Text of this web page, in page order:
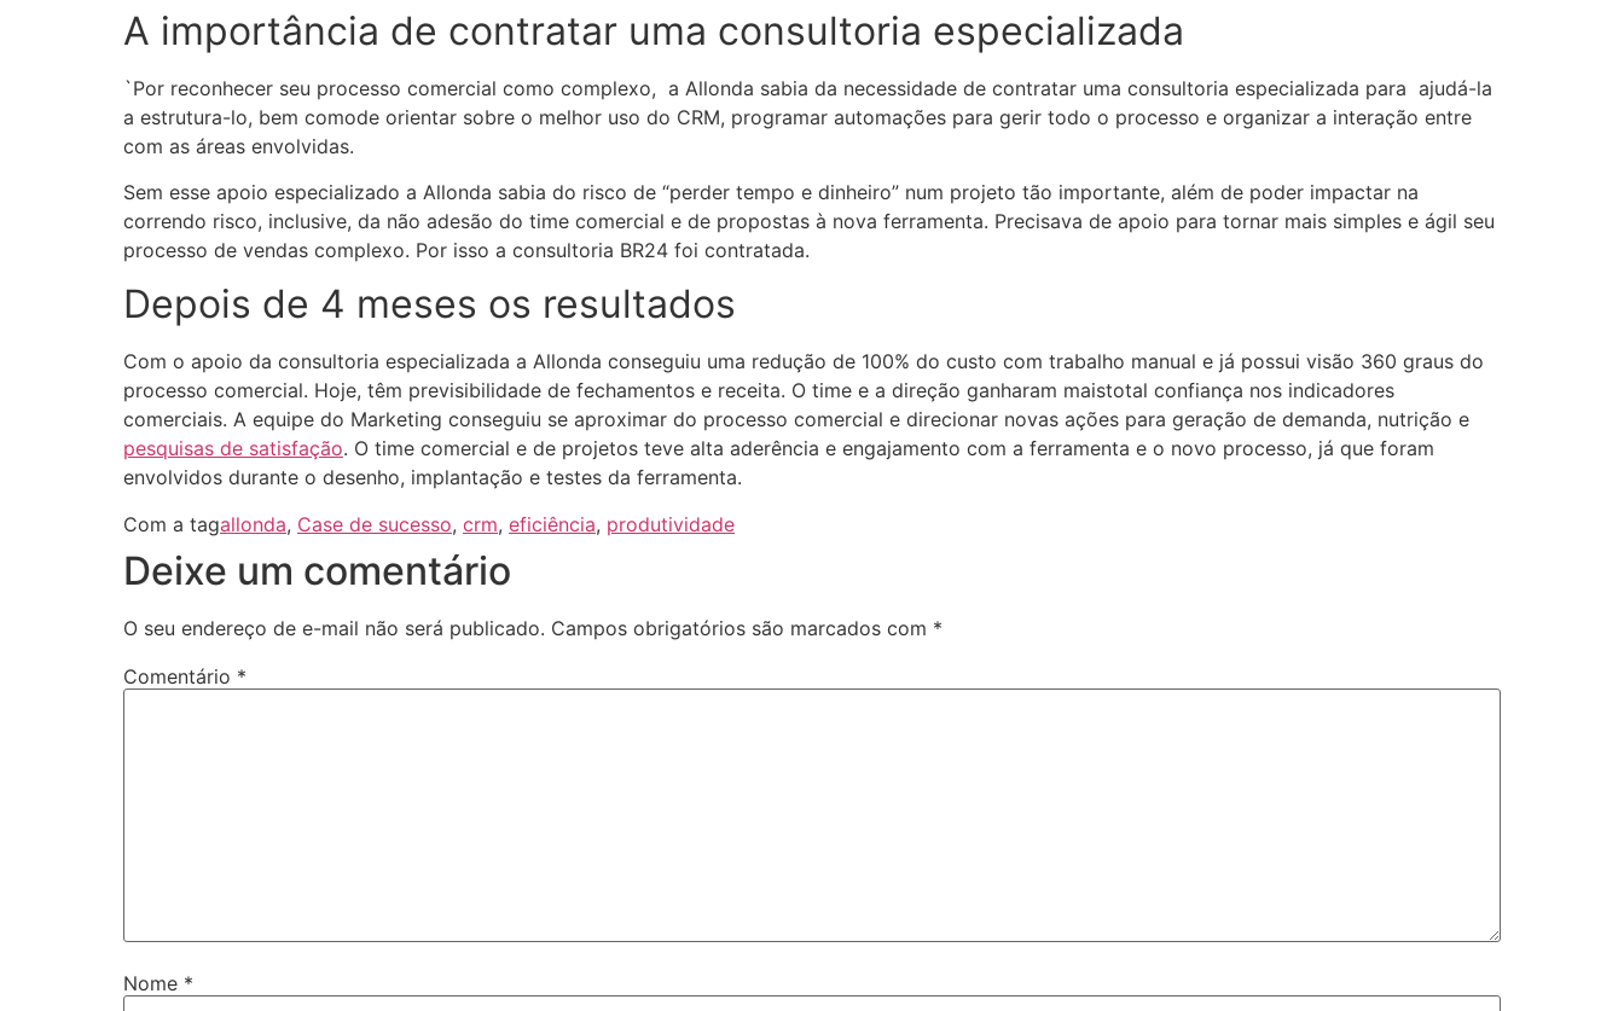
A importância de contratar uma consultoria especializada
`Por reconhecer seu processo comercial como complexo, a Allonda sabia da necessidade de contratar uma consultoria especializada para ajudá-la
a estrutura-lo, bem comode orientar sobre o melhor uso do CRM, programar automações para gerir todo o processo e organizar a interação entre
com as áreas envolvidas.
Sem esse apoio especializado a Allonda sabia do risco de “perder tempo e dinheiro” num projeto tão importante, além de poder impactar na
correndo risco, inclusive, da não adesão do time comercial e de propostas à nova ferramenta. Precisava de apoio para tornar mais simples e ágil seu
processo de vendas complexo. Por isso a consultoria BR24 foi contratada.
Depois de 4 meses os resultados
Com o apoio da consultoria especializada a Allonda conseguiu uma redução de 100% do custo com trabalho manual e já possui visão 360 graus do
processo comercial. Hoje, têm previsibilidade de fechamentos e receita. O time e a direção ganharam maistotal confiança nos indicadores
comerciais. A equipe do Marketing conseguiu se aproximar do processo comercial e direcionar novas ações para geração de demanda, nutrição e
pesquisas de satisfação. O time comercial e de projetos teve alta aderência e engajamento com a ferramenta e o novo processo, já que foram
envolvidos durante o desenho, implantação e testes da ferramenta.
Com a tagallonda, Case de sucesso, crm, eficiência, produtividade
Deixe um comentário
O seu endereço de e-mail não será publicado. Campos obrigatórios são marcados com *
Comentário *
Nome *